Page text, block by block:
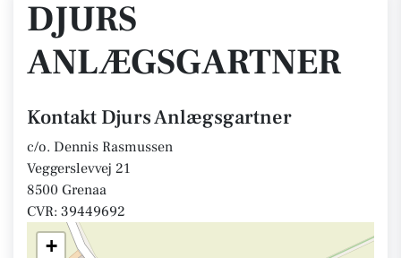
DJURS
ANLÆGSGARTNER
Kontakt Djurs Anlægsgartner
c/o. Dennis Rasmussen
Veggerslevvej 21
8500 Grenaa
CVR: 39449692
+